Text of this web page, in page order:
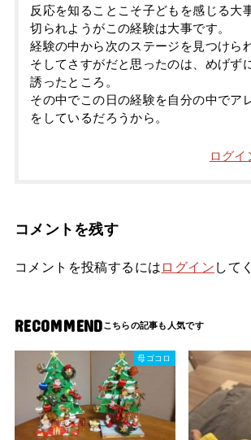
反応を知ることこそ子どもを感じる大
切られようがこの経験は大事です。
経験の中から次のステージを見つけら
そしてさすがだと思ったのは、めげず
誘ったところ。
その中でこの日の経験を自分の中でア
をしているだろうから。
ログイ
コメントを残す
コメントを投稿するには ログイン して
RECOMMEND
母ゴコロ